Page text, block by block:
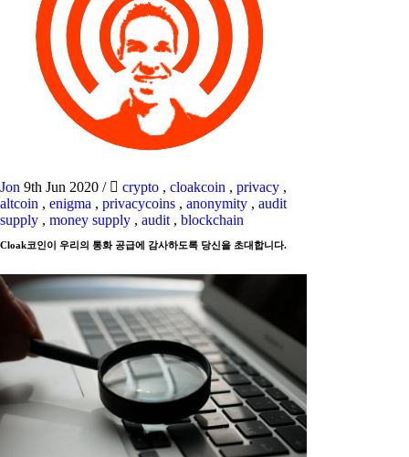
Jon 9th Jun 2020 / crypto , cloakcoin , privacy ,
altcoin , enigma , privacycoins , anonymity , audit
supply , money supply , audit , blockchain
Cloak코인이 우리의 통화 공급에 감사하도록 당신을 초대합니다.